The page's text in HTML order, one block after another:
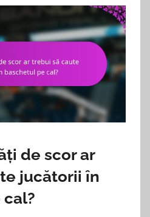
de scor ar
jucătorii în